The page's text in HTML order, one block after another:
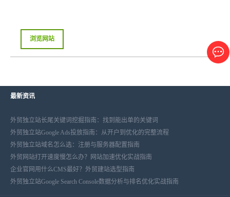
浏览网站
最新资讯
外贸独立站长尾关键词挖掘指南：找到能出单的关键词
外贸独立站Google Ads投放指南：从开户到优化的完整流程
外贸独立站域名怎么选：注册与服务器配置指南
外贸网站打开速度慢怎么办？网站加速优化实战指南
企业官网用什么CMS最好？外贸建站选型指南
外贸独立站Google Search Console数据分析与排名优化实战指南